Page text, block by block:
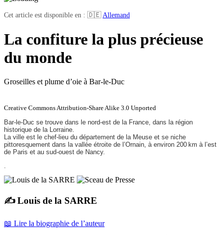
Cet article est disponible en : 🇩🇪Allemand
La confiture la plus précieuse
du monde
Groseilles et plume d’oie à Bar-le-Duc
Creative Commons Attribution-Share Alike 3.0 Unported
Bar-le-Duc se trouve dans le nord-est de la France, dans la région
historique de la Lorraine.
La ville est le chef-lieu du département de la Meuse et se niche
pittoresquement dans la vallée étroite de l’Ornain, à environ 200 km à l’est
de Paris et au sud-ouest de Nancy.
✍️ Louis de la SARRE
📖 Lire la biographie de l’auteur